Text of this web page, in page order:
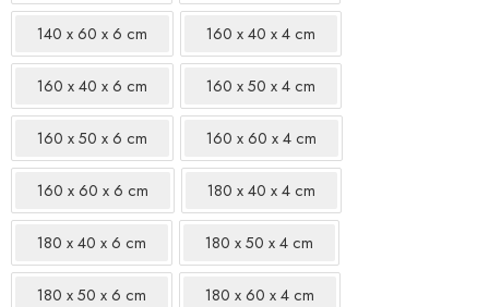
140 x 60 x 6 cm 160 x 40 x 4 cm
160 x 40 x 6 cm 160 x 50 x 4 cm
160 x 50 x 6 cm 160 x 60 x 4 cm
160 x 60 x 6 cm 180 x 40 x 4 cm
180 x 40 x 6 cm 180 x 50 x 4 cm
180 x 50 x 6 cm 180 x 60 x 4 cm